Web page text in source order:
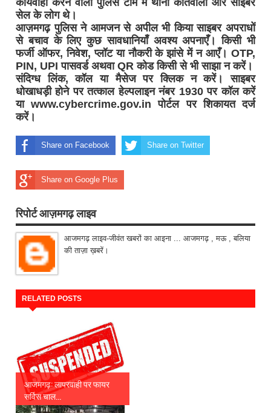
कार्यवाही करने वाली पुलिस टीम में थाना कोतवाली और साइबर
सेल के लोग थे।
आज़मगढ़ पुलिस ने आमजन से अपील भी किया साइबर अपराधों
से बचाव के लिए कुछ सावधानियाँ अवश्य अपनाएँ। किसी भी
फर्जी ऑफर, निवेश, प्लॉट या नौकरी के झांसे में न आएँ। OTP,
PIN, UPI पासवर्ड अथवा QR कोड किसी से भी साझा न करें।
संदिग्ध लिंक, कॉल या मैसेज पर क्लिक न करें। साइबर
धोखाधड़ी होने पर तत्काल हेल्पलाइन नंबर 1930 पर कॉल करें
या www.cybercrime.gov.in पोर्टल पर शिकायत दर्ज
करें।
Share on Facebook Share on Twitter
Share on Google Plus
रिपोर्ट आज़मगढ़ लाइव
आजमगढ़ लाइव-जीवंत खबरों का आइना ... आजमगढ़ , मऊ , बलिया
की ताज़ा ख़बरें।
RELATED POSTS
आजमगढ़: लापरवाही पर फायर
सर्विस चाल...